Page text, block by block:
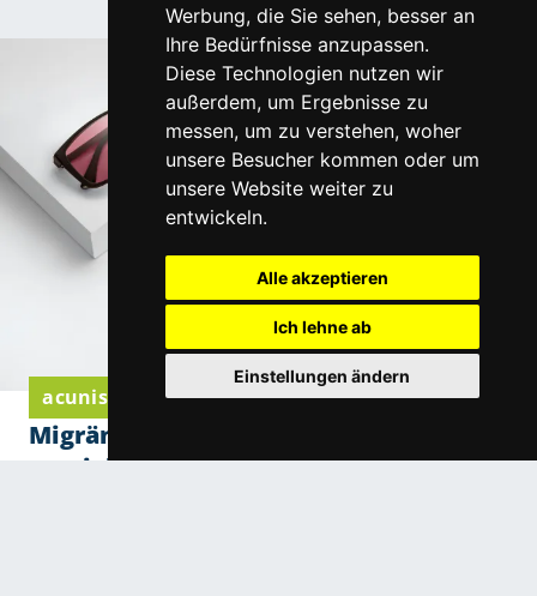
Werbung, die Sie sehen, besser an
Ihre Bedürfnisse anzupassen.
Diese Technologien nutzen wir
außerdem, um Ergebnisse zu
messen, um zu verstehen, woher
unsere Besucher kommen oder um
unsere Website weiter zu
entwickeln.
Alle akzeptieren
Ich lehne ab
Einstellungen ändern
Lieferpartner.
acunis Komfortgläser von Eschenbach Optik
Migräne und Lichtempfindlichkeit: Wie
spezielle Filtergläser den Alltag